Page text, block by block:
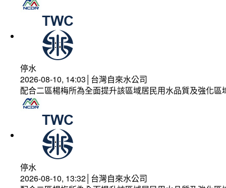
停水
2026-08-10, 14:03│台灣自來水公司
配合二區楊梅所為全面提升該區域居民用水品質及強化
停水
2026-08-10, 13:32│台灣自來水公司